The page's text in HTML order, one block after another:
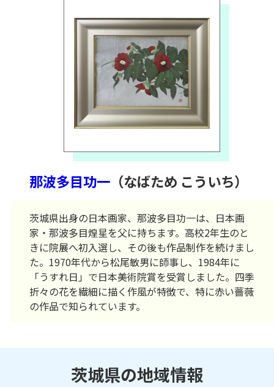
那波多目功一 （なばため こういち）
茨城県出身の日本画家、那波多目功一は、日本画
家・那波多目煌星を父に持ちます。高校2年生のと
きに院展へ初入選し、その後も作品制作を続けまし
た。1970年代から松尾敏男に師事し、1984年に
「うすれ日」で日本美術院賞を受賞しました。四季
折々の花を繊細に描く作風が特徴で、特に赤い薔薇
の作品で知られています。
茨城県の地域情報